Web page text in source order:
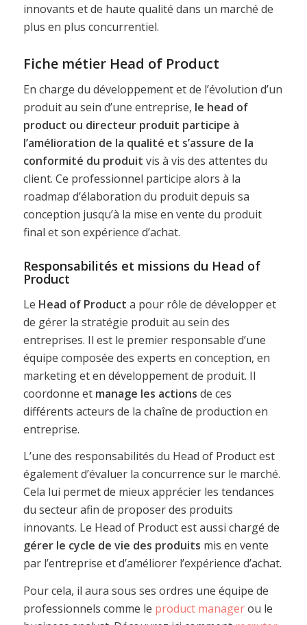
innovants et de haute qualité dans un marché de
plus en plus concurrentiel.
Fiche métier Head of Product
En charge du développement et de l’évolution d’un
produit au sein d’une entreprise, le head of
product ou directeur produit participe à
l’amélioration de la qualité et s’assure de la
conformité du produit vis à vis des attentes du
client. Ce professionnel participe alors à la
roadmap d’élaboration du produit depuis sa
conception jusqu’à la mise en vente du produit
final et son expérience d’achat.
Responsabilités et missions du Head of
Product
Le Head of Product a pour rôle de développer et
de gérer la stratégie produit au sein des
entreprises. Il est le premier responsable d’une
équipe composée des experts en conception, en
marketing et en développement de produit. Il
coordonne et manage les actions de ces
différents acteurs de la chaîne de production en
entreprise.
L’une des responsabilités du Head of Product est
également d’évaluer la concurrence sur le marché.
Cela lui permet de mieux apprécier les tendances
du secteur afin de proposer des produits
innovants. Le Head of Product est aussi chargé de
gérer le cycle de vie des produits mis en vente
par l’entreprise et d’améliorer l’expérience d’achat.
Pour cela, il aura sous ses ordres une équipe de
professionnels comme le product managerou le